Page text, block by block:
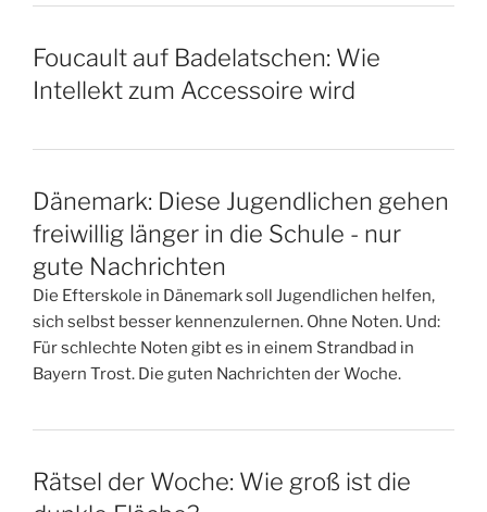
Foucault auf Badelatschen: Wie
Intellekt zum Accessoire wird
Dänemark: Diese Jugendlichen gehen
freiwillig länger in die Schule - nur
gute Nachrichten
Die Efterskole in Dänemark soll Jugendlichen helfen,
sich selbst besser kennenzulernen. Ohne Noten. Und:
Für schlechte Noten gibt es in einem Strandbad in
Bayern Trost. Die guten Nachrichten der Woche.
Rätsel der Woche: Wie groß ist die